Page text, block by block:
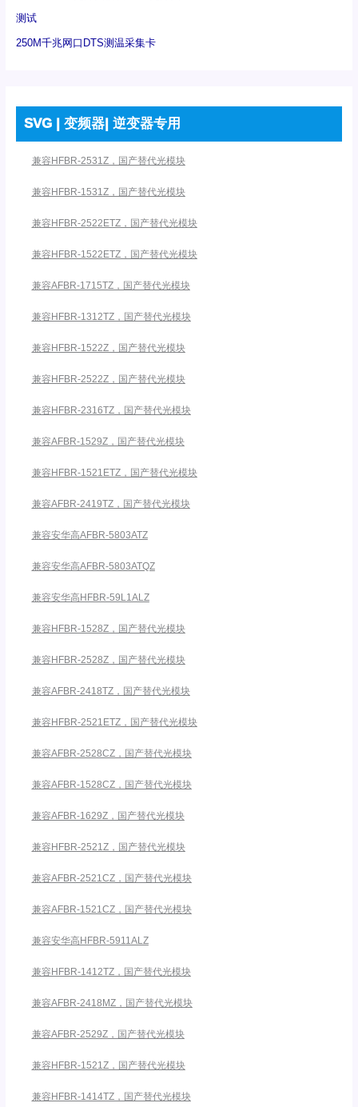
测试
250M千兆网口DTS测温采集卡
SVG | 变频器| 逆变器专用
兼容HFBR-2531Z，国产替代光模块
兼容HFBR-1531Z，国产替代光模块
兼容HFBR-2522ETZ，国产替代光模块
兼容HFBR-1522ETZ，国产替代光模块
兼容AFBR-1715TZ，国产替代光模块
兼容HFBR-1312TZ，国产替代光模块
兼容HFBR-1522Z，国产替代光模块
兼容HFBR-2522Z，国产替代光模块
兼容HFBR-2316TZ，国产替代光模块
兼容AFBR-1529Z，国产替代光模块
兼容HFBR-1521ETZ，国产替代光模块
兼容AFBR-2419TZ，国产替代光模块
兼容安华高AFBR-5803ATZ
兼容安华高AFBR-5803ATQZ
兼容安华高HFBR-59L1ALZ
兼容HFBR-1528Z，国产替代光模块
兼容HFBR-2528Z，国产替代光模块
兼容AFBR-2418TZ，国产替代光模块
兼容HFBR-2521ETZ，国产替代光模块
兼容AFBR-2528CZ，国产替代光模块
兼容AFBR-1528CZ，国产替代光模块
兼容AFBR-1629Z，国产替代光模块
兼容HFBR-2521Z，国产替代光模块
兼容AFBR-2521CZ，国产替代光模块
兼容AFBR-1521CZ，国产替代光模块
兼容安华高HFBR-5911ALZ
兼容HFBR-1412TZ，国产替代光模块
兼容AFBR-2418MZ，国产替代光模块
兼容AFBR-2529Z，国产替代光模块
兼容HFBR-1521Z，国产替代光模块
兼容HFBR-1414TZ，国产替代光模块